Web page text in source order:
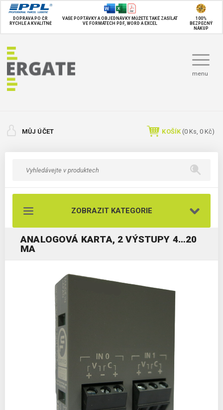
DOPRAVA PO ČR
RYCHLE A KVALITNĚ
VAŠE POPTÁVKY A OBJEDNÁVKY MŮŽETE TAKÉ ZASÍLAT
VE FORMÁTECH PDF, WORD A EXCEL
100%
BEZPEČNÝ
NÁKUP
menu
MŮJ ÚČET KOŠÍK (0 Ks, 0 Kč)
ZOBRAZIT KATEGORIE
ANALOGOVÁ KARTA, 2 VÝSTUPY 4…20
MA